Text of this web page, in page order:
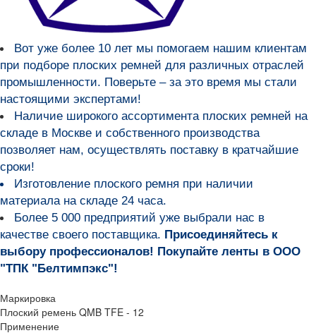
Вот уже более 10 лет мы помогаем нашим клиентам
при подборе плоских ремней для различных отраслей
промышленности. Поверьте – за это время мы стали
настоящими экспертами!
Наличие широкого ассортимента плоских ремней на
складе в Москве и собственного производства
позволяет нам, осуществлять поставку в кратчайшие
сроки!
Изготовление плоского ремня при наличии
материала на складе 24 часа.
Более 5 000 предприятий уже выбрали нас в
качестве своего поставщика. Присоединяйтесь к
выбору профессионалов! Покупайте ленты в ООО
"ТПК "Белтимпэкс"!
Маркировка
Плоский ремень QMB TFE - 12
Применение